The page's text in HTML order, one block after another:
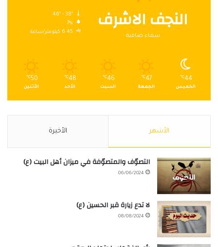
النجف الاشرف
سماء صافية
7%
6.45 كيلومتر/ساعة
44
℃
الخميس
47
℃
الجمعة
46
℃
السبت
48
℃
الأحد
50
℃
الأثنين
الأشهر الأخيرة
التصوّف والمتصوّفة في ميزان أهل البيت (ع)
06/06/2024
لا تدع زيارة قبر الحسين (ع)
08/08/2024